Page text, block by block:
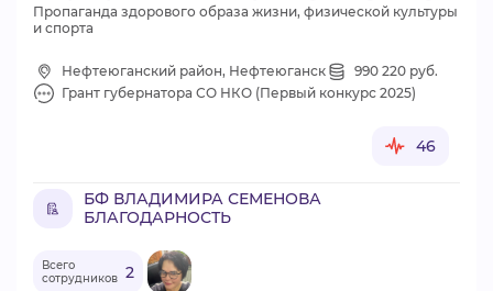
Пропаганда здорового образа жизни, физической культуры
и спорта
Нефтеюганский район, Нефтеюганск
990 220 руб.
Грант губернатора СО НКО (Первый конкурс 2025)
46
БФ ВЛАДИМИРА СЕМЕНОВА
БЛАГОДАРНОСТЬ
Всего
сотрудников 2